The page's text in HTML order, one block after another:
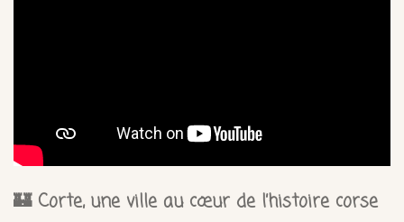
🏰 Corte, une ville au cœur de l’histoire corse